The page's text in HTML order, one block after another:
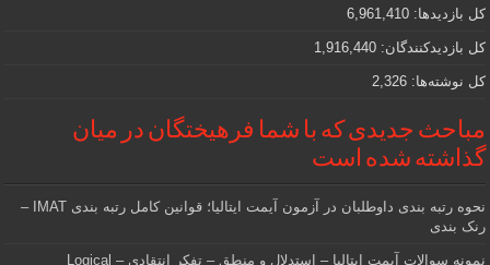
کل بازدیدها: 6,961,410
کل بازدیدکنند‌گان: 1,916,440
کل نوشته‌ها: 2,326
مباحث جدیدی که با شما فرهیختگان در میان
گذاشته شده است
نحوه رتبه بندی داوطلبان در آزمون آیمت ایتالیا؛ قوانین کامل رتبه بندی IMAT –
رنک بندی
نمونه سوالات آیمت ایتالیا – استدلال و منطق – تفکر انتقادی – Logical